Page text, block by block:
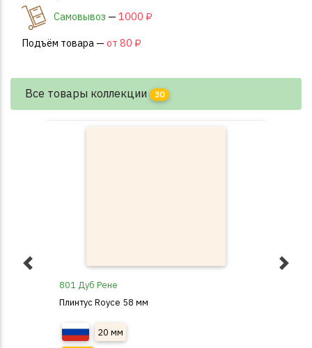
Самовывоз — 1000 ₽
Подъём товара — от 80 ₽
Все товары коллекции 30
801 Дуб Рене
Плинтус Royce 58 мм
20 мм